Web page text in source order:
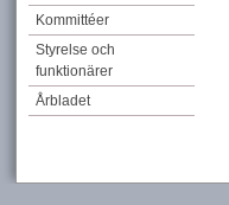
Kommittéer
Styrelse och
funktionärer
Årbladet